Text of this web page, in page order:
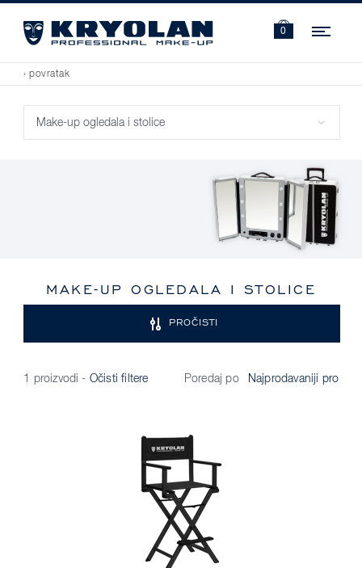
0
‹ povratak
MAKE-UP OGLEDALA I STOLICE
PROČISTI
1 proizvodi - Očisti filtere Poredaj po